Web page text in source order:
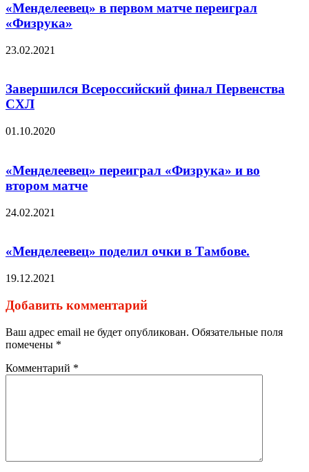
«Менделеевец» в первом матче переиграл
«Физрука»
23.02.2021
Завершился Всероссийский финал Первенства
СХЛ
01.10.2020
«Менделеевец» переиграл «Физрука» и во
втором матче
24.02.2021
«Менделеевец» поделил очки в Тамбове.
19.12.2021
Добавить комментарий
Ваш адрес email не будет опубликован. Обязательные поля
помечены *
Комментарий *